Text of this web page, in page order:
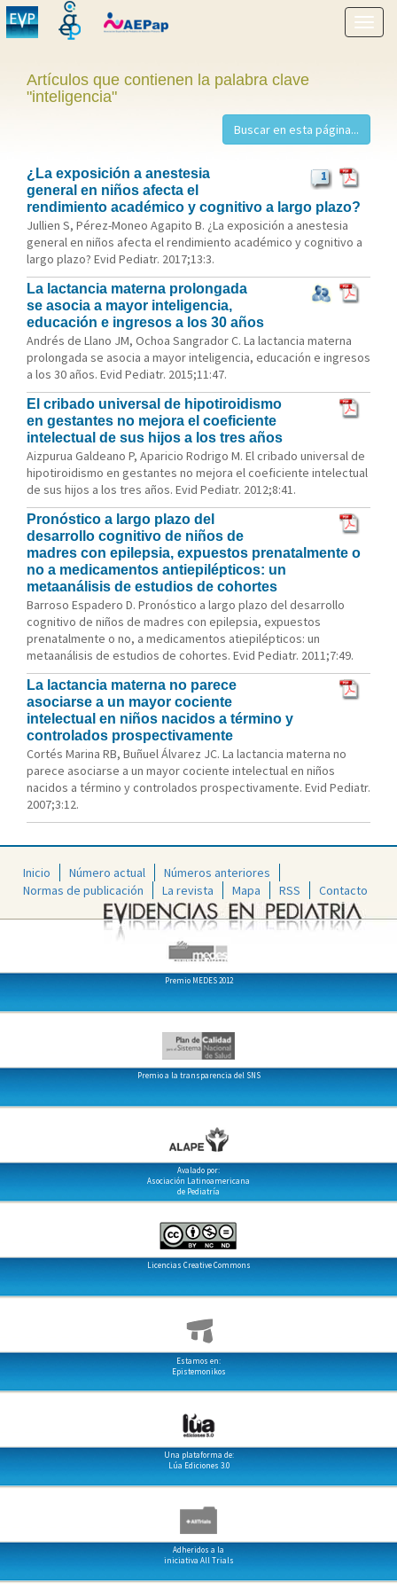
menú
Artículos que contienen la palabra clave
"inteligencia"
1
¿La exposición a anestesia
general en niños afecta el
rendimiento académico y cognitivo a largo plazo?
Jullien S, Pérez-Moneo Agapito B. ¿La exposición a anestesia
general en niños afecta el rendimiento académico y cognitivo a
largo plazo? Evid Pediatr. 2017;13:3.
La lactancia materna prolongada
se asocia a mayor inteligencia,
educación e ingresos a los 30 años
Andrés de Llano JM, Ochoa Sangrador C. La lactancia materna
prolongada se asocia a mayor inteligencia, educación e ingresos
a los 30 años. Evid Pediatr. 2015;11:47.
El cribado universal de hipotiroidismo
en gestantes no mejora el coeficiente
intelectual de sus hijos a los tres años
Aizpurua Galdeano P, Aparicio Rodrigo M. El cribado universal de
hipotiroidismo en gestantes no mejora el coeficiente intelectual
de sus hijos a los tres años. Evid Pediatr. 2012;8:41.
Pronóstico a largo plazo del
desarrollo cognitivo de niños de
madres con epilepsia, expuestos prenatalmente o
no a medicamentos antiepilépticos: un
metaanálisis de estudios de cohortes
Barroso Espadero D. Pronóstico a largo plazo del desarrollo
cognitivo de niños de madres con epilepsia, expuestos
prenatalmente o no, a medicamentos atiepilépticos: un
metaanálisis de estudios de cohortes. Evid Pediatr. 2011;7:49.
La lactancia materna no parece
asociarse a un mayor cociente
intelectual en niños nacidos a término y
controlados prospectivamente
Cortés Marina RB, Buñuel Álvarez JC. La lactancia materna no
parece asociarse a un mayor cociente intelectual en niños
nacidos a término y controlados prospectivamente. Evid Pediatr.
2007;3:12.
Inicio Número actual
Números anteriores
Normas de publicación
La revista Mapa RSS Contacto
Premio MEDES 2012
Premio a la transparencia del SNS
Avalado por:
Asociación Latinoamericana
de Pediatría
Licencias Creative Commons
Estamos en:
Epistemonikos
Una plataforma de:
Lúa Ediciones 3.0
Adheridos a la
iniciativa All Trials